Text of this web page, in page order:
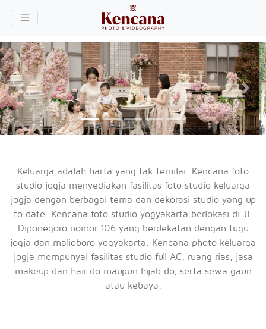
About
Us
Service
Royal
Kencana
Contact
Us
Previous Next
Keluarga adalah harta yang tak ternilai. Kencana foto
studio jogja menyediakan fasilitas foto studio keluarga
jogja dengan berbagai tema dan dekorasi studio yang up
to date. Kencana foto studio yogyakarta berlokasi di Jl.
Diponegoro nomor 106 yang berdekatan dengan tugu
jogja dan malioboro yogyakarta. Kencana photo keluarga
jogja mempunyai fasilitas studio full AC, ruang rias, jasa
makeup dan hair do maupun hijab do, serta sewa gaun
atau kebaya.